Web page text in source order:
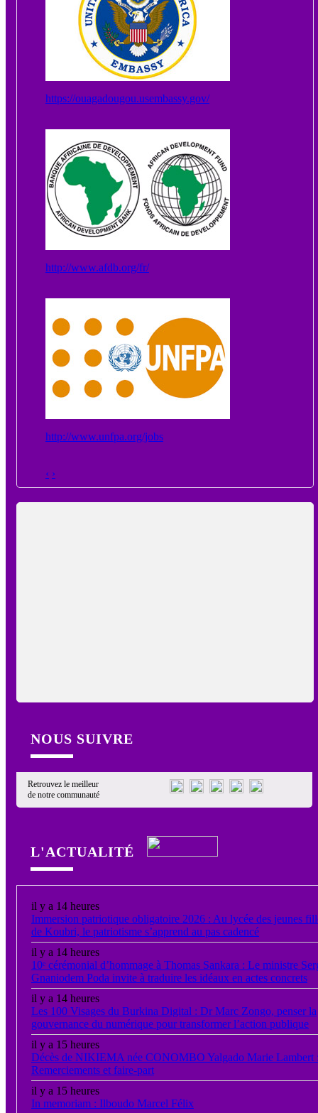
https://ouagadougou.usembassy.gov/
http://www.afdb.org/fr/
http://www.unfpa.org/jobs
‹ ›
NOUS SUIVRE
Retrouvez le meilleur
de notre communauté
L'ACTUALITÉ
il y a 14 heures
Immersion patriotique obligatoire 2026 : Au lycée des jeunes
de Koubri, le patriotisme s’apprend au pas cadencé
il y a 14 heures
10ᵉ cérémonial d’hommage à Thomas Sankara : Le ministre
Gnaniodem Poda invite à traduire les idéaux en actes concrets
il y a 14 heures
Les 100 Visages du Burkina Digital : Dr Marc Zongo, penser la
gouvernance du numérique pour transformer l’action publique
il y a 15 heures
Décès de NIKIEMA née CONOMBO Yalgado Marie Lambert
Remerciements et faire-part
il y a 15 heures
In memoriam : Ilboudo Marcel Félix